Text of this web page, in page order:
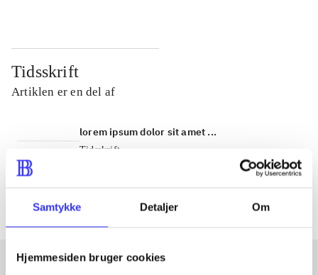
Samtykke Detaljer Om
Hjemmesiden bruger cookies
Tidsskrift
Artiklen er en del af
lorem ipsum dolor sit amet ...
Tidsskrift
Artiklerne i